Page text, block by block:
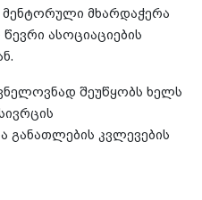
მენტორული მხარდაჭერა
ასოციაციების
შეუწყობს ხელს
განათლების კვლევების